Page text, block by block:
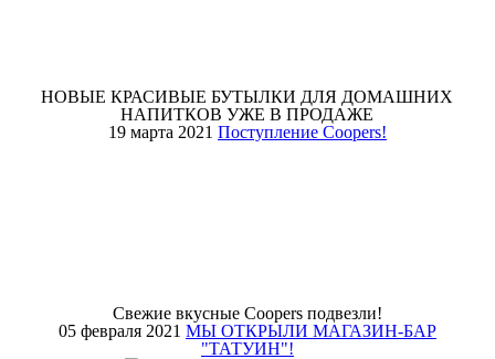
НОВЫЕ КРАСИВЫЕ БУТЫЛКИ ДЛЯ ДОМАШНИХ
НАПИТКОВ УЖЕ В ПРОДАЖЕ
19 марта 2021 Поступление Coopers!
Свежие вкусные Coopers подвезли!
05 февраля 2021 МЫ ОТКРЫЛИ МАГАЗИН-БАР
"ТАТУИН"!